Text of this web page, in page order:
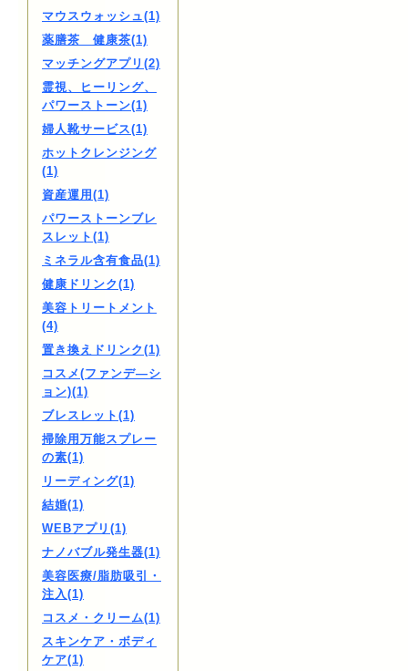
マウスウォッシュ(1)
薬膳茶 健康茶(1)
マッチングアプリ(2)
霊視、ヒーリング、
パワーストーン(1)
婦人靴サービス(1)
ホットクレンジング
(1)
資産運用(1)
パワーストーンブレ
スレット(1)
ミネラル含有食品(1)
健康ドリンク(1)
美容トリートメント
(4)
置き換えドリンク(1)
コスメ(ファンデ―シ
ョン)(1)
ブレスレット(1)
掃除用万能スプレー
の素(1)
リーディング(1)
結婚(1)
WEBアプリ(1)
ナノバブル発生器(1)
美容医療/脂肪吸引・
注入(1)
コスメ・クリーム(1)
スキンケア・ボディ
ケア(1)